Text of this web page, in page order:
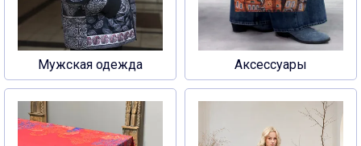
Мужская одежда Аксессуары